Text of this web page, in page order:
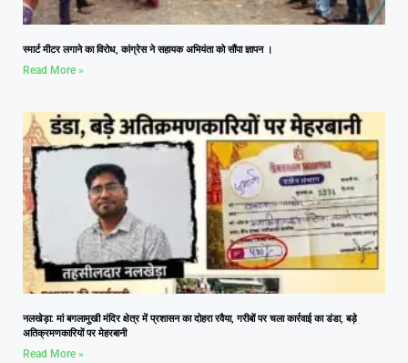
स्मार्ट मीटर लगाने का विरोध, कांग्रेस ने सहायक अभियंता को सौंपा ज्ञापन ।
Read More »
नलखेड़ा: मां बगलामुखी मंदिर क्षेत्र में प्रशासन का दोहरा रवैया, गरीबों पर चला कार्रवाई का डंडा, बड़े
अतिक्रमणकारियों पर मेहरबानी
Read More »